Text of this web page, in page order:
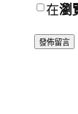
在瀏